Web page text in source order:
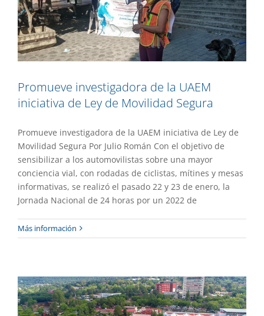
Promueve investigadora de la UAEM
iniciativa de Ley de Movilidad Segura
Promueve investigadora de la UAEM iniciativa de Ley de
Movilidad Segura Por Julio Román Con el objetivo de
sensibilizar a los automovilistas sobre una mayor
conciencia vial, con rodadas de ciclistas, mítines y mesas
informativas, se realizó el pasado 22 y 23 de enero, la
Jornada Nacional de 24 horas por un 2022 de
Más información
Incrementa UAEM reconocimientos en